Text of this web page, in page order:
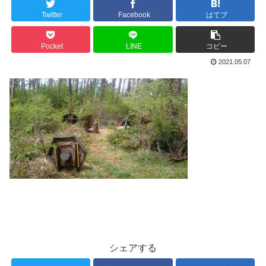
Twitter Facebook はてブ
Pocket LINE コピー
2021.05.07
シェアする